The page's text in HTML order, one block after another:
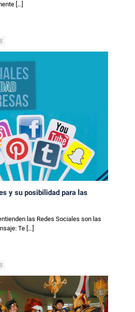
[…]
y su posibilidad para las
las Redes Sociales son las
Te […]